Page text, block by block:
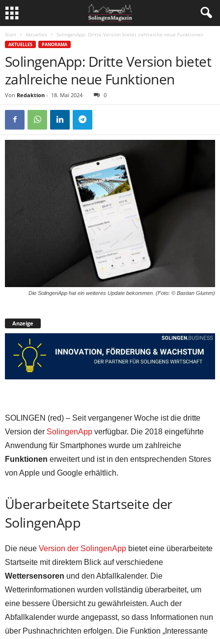
Start Aktuelles SolingenApp: Dritte Version bietet zahlreiche neue Funktionen
AKTUELLES PANORAMA
SolingenApp: Dritte Version bietet
zahlreiche neue Funktionen
Von Redaktion - 18. Mai 2024 0
Die SolingenApp hat ein weiteres Update bekommen. (Foto: © Bastian Glumm)
Anzeige
SOLINGEN (red) – Seit vergangener Woche ist die dritte
Version der SolingenApp verfügbar. Die 2018 eingeführte
Anwendung für Smartphones wurde um zahlreiche
Funktionen erweitert und ist in den entsprechenden Stores
von Apple und Google erhältlich.
Überarbeitete Startseite der
SolingenApp
Die neue Version der SolingenApp bietet eine überarbeitete
Startseite mit direktem Blick auf verschiedene
Wettersensoren und den Abfallkalender. Die
Wetterinformationen wurden vollständig überarbeitet, um
eine bessere Übersicht zu gewährleisten. Auch der
Abfallkalender wurde angepasst, so dass Informationen nun
über Pushnachrichten erfolgen. Die Funktion „Interessante